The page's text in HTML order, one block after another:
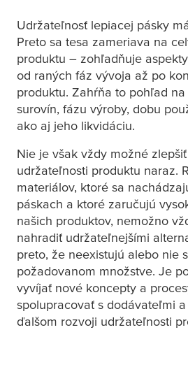
Udržateľnosť lepiacej pásky
Preto sa tesa zameriava na
produktu – zohľadňuje
od raných fáz vývoja až po
produktu. Zahŕňa to pohľad
surovín, fázu výroby, dobu
ako aj jeho likvidáciu.
Nie je však vždy možné
udržateľnosti produktu naraz.
materiálov, ktoré sa
páskach a ktoré zaručujú
našich produktov, nemožno
nahradiť udržateľnejšími
preto, že neexistujú alebo nie
požadovanom množstve. Je
vyvíjať nové koncepty a
spolupracovať s dodávateľmi
ďalšom rozvoji udržateľnosti